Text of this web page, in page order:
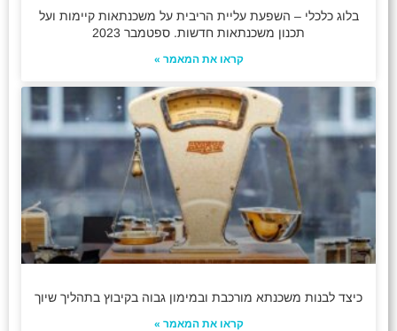
בלוג כלכלי – השפעת עליית הריבית על משכנתאות קיימות ועל
תכנון משכנתאות חדשות. ספטמבר 2023
קראו את המאמר »
כיצד לבנות משכנתא מורכבת ובמימון גבוה בקיבוץ בתהליך שיוך
קראו את המאמר »